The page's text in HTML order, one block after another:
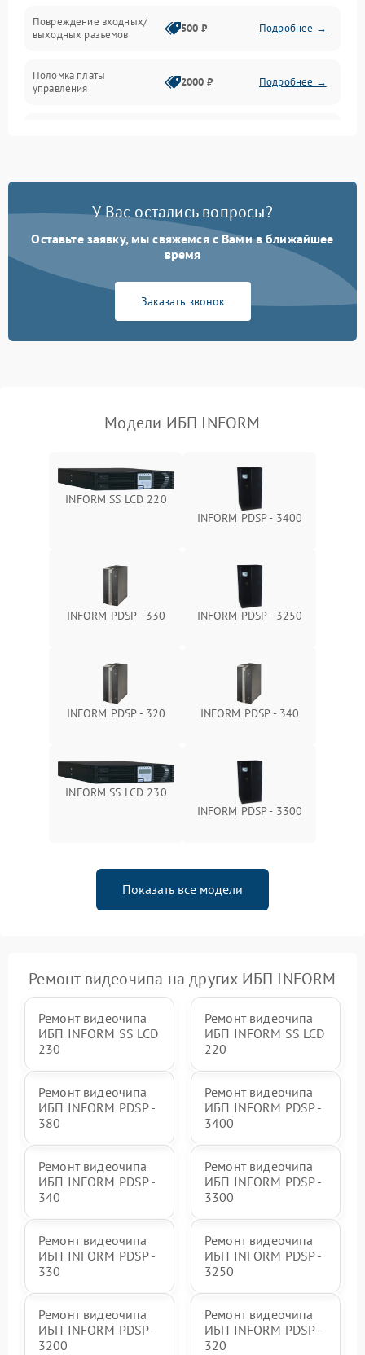
Механические повреждения
Механика
Повреждение входных/
выходных разъемов
500 ₽ Подробнее →
Поломка платы
управления
2000 ₽ Подробнее →
Повреждение
Поломка предохранителя 100 ₽ Подробнее →
Неисправность системы
1000 ₽
индикаторов
Неисправность системы
стабилизации
Подробнее →
Неисправность системы
1500 ₽ Подробнее →
Повреждение внутренних
Неисправность системы
Поломка системы защиты
от перегрузок
Подробнее →
Повреждение системы
защиты от перегрева
перенапряжения
У Вас остались вопросы?
Оставьте заявку, мы свяжемся с Вами в ближайшее
время
Заказать звонок
Модели ИБП INFORM
INFORM SS LCD 220
INFORM PDSP - 3400
INFORM PDSP - 330 INFORM PDSP - 3250
INFORM PDSP - 320 INFORM PDSP - 340
INFORM SS LCD 230
INFORM PDSP - 3300
Показать все модели
Ремонт видеочипа на других ИБП INFORM
Ремонт видеочипа
ИБП INFORM SS LCD
230
Ремонт видеочипа
ИБП INFORM SS LCD
220
Ремонт видеочипа
ИБП INFORM PDSP -
380
Ремонт видеочипа
ИБП INFORM PDSP -
3400
Ремонт видеочипа
ИБП INFORM PDSP -
340
Ремонт видеочипа
ИБП INFORM PDSP -
3300
Ремонт видеочипа
ИБП INFORM PDSP -
330
Ремонт видеочипа
ИБП INFORM PDSP -
3250
Ремонт видеочипа
ИБП INFORM PDSP -
3200
Ремонт видеочипа
ИБП INFORM PDSP -
320